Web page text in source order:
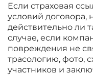
Если страховая
условий договора,
действительно ли
случае, если
повреждения не
трасологию, фото,
участников и